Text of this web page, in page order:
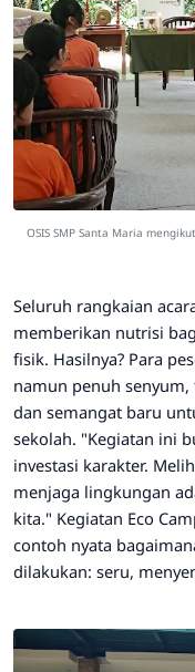
OSIS SMP Santa Maria
​Seluruh rangkaian
memberikan nutrisi
fisik. Hasilnya? Para
namun penuh senyum,
dan semangat baru
sekolah. "Kegiatan ini
investasi karakter.
menjaga lingkungan
kita." Kegiatan Eco
contoh nyata
dilakukan: seru,